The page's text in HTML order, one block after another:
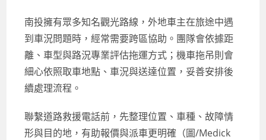
南投擁有眾多知名觀光路線，外地車主在旅途中遇
到車況問題時，經常需要跨區協助。團隊會依據距
離、車型與路況專業評估拖運方式；機車拖吊則會
細心依照取車地點、車況與送達位置，妥善安排後
續處理流程。
聯繫道路救援電話前，先整理位置、車種、故障情
形與目的地，有助報價與派車更明確（圖/Medick